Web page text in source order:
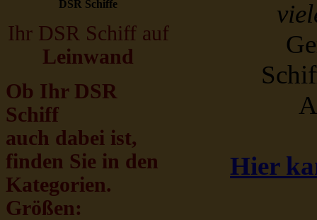
DSR Schiffe
Ihr DSR Schiff auf
Leinwand
Ob Ihr DSR
Schiff
auch dabei ist,
finden Sie in den
Kategorien.
Größen:
Hier